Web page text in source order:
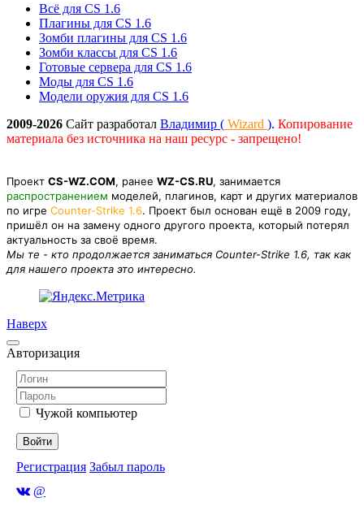
Всё для CS 1.6
Плагины для CS 1.6
Зомби плагины для CS 1.6
Зомби классы для CS 1.6
Готовые сервера для CS 1.6
Моды для CS 1.6
Модели оружия для CS 1.6
2009-2026 Сайт разработал Владимир ( Wizard ). Копирование
материала без источника на наш ресурс - запрещено!
Проект CS-WZ.COM, ранее WZ-CS.RU, занимается
распространением моделей, плагинов, карт и других материалов
по игре Counter-Strike 1.6. Проект был основан ещё в 2009 году,
пришёл он на замену одного другого проекта, который потерял
актуальность за своё время.
Мы те - кто продолжается заниматься Counter-Strike 1.6, так как
для нашего проекта это интересно.
Наверх
Авторизация
Чужой компьютер
Войти
Регистрация Забыл пароль
@